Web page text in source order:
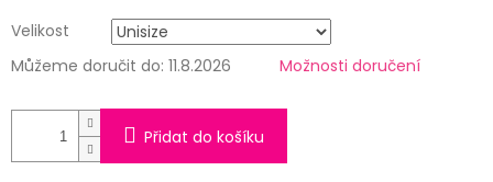
Velikost
Můžeme doručit do: 11.8.2026 Možnosti doručení
Přidat do košíku